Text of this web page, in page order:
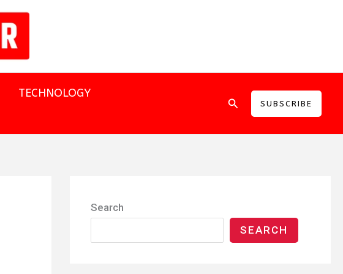
TECHNOLOGY
SearchSUBSCRIBE
Search
SEARCH